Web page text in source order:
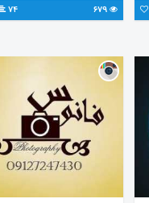
679
74